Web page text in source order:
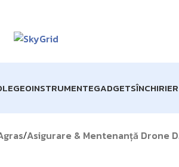
GEOINSTRUMENTEGADGETS
/Asigurare & Mentenanță Drone